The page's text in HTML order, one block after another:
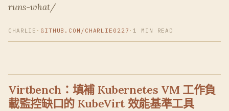
runs-what/
CHARLIE · GITHUB.COM/CHARLIE0227 · 1 MIN READ
Virtbench：填補 Kubernetes VM 工作負
載監控缺口的 KubeVirt 效能基準工具